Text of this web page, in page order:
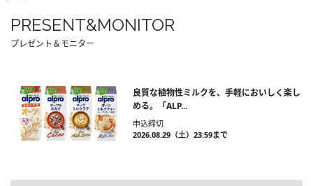
PRESENT&MONITOR
プレゼント＆モニター
良質な植物性ミルクを、手軽においしく楽し
める。「ALP...
申込締切
2026.08.29（土）23:59まで